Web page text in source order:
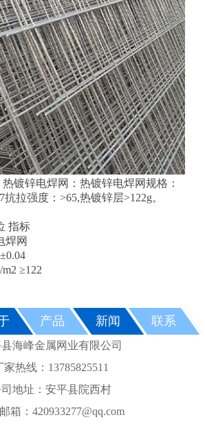
镀锌电焊网：热镀锌电焊网规格：
抗拉强度：>65,热镀锌层>122g。
指标
焊网
m2 ≥122
产品 新闻 联系
海峰金属网业有限公司
家热线：13785825511
地址：安平县院西村
箱：420933277@qq.com